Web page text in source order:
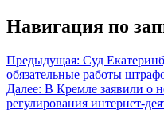
Навигация по
Предыдущая: Суд
обязательные работы
Далее: В Кремле заявили о
регулирования интернет-